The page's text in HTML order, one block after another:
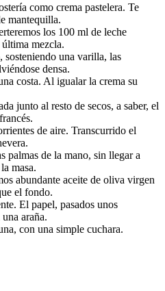
como crema pastelera. Te
mantequilla.
los 100 ml de leche
mezcla.
sosteniendo una varilla, las
densa.
costa. Al igualar la crema su
junto al resto de secos, a saber, el
de aire. Transcurrido el
palmas de la mano, sin llegar a
masa.
abundante aceite de oliva virgen
el fondo.
El papel, pasados unos
araña.
con una simple cuchara.